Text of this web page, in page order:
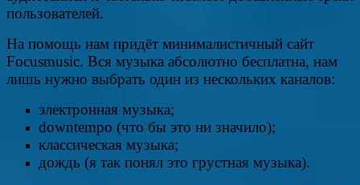
пользователей.
На помощь нам придёт минималистичный сайт
Focusmusic. Вся музыка абсолютно бесплатна, нам
лишь нужно выбрать один из нескольких каналов:
электронная музыка;
downtempo (что бы это ни значило);
классическая музыка;
дождь (я так понял это грустная музыка).